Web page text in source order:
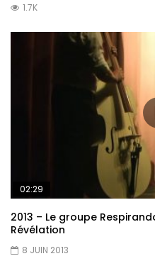
1.7K
02:29
2013 – Le groupe
Révélation
8 JUIN 2013